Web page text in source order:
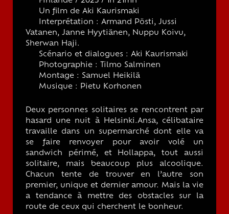
Un film de Aki Kaurismaki
Interprétation : Armand Pösti, Jussi
Vatanen, Janne Hyytiänen, Nuppu Koivu,
Sherwan Haji.
Scénario et dialogues : Aki Kaurismaki
Photographie : Tilmo Salminen
Montage : Samuel Heikilä
Musique : Pietu Korhonen
Deux personnes solitaires se rencontrent par
hasard une nuit à Helsinki.Ansa, célibataire
travaille dans un supermarché dont elle va
se faire renvoyer pour avoir volé un
sandwich périmé, et Hollappa, tout aussi
solitaire, mais beaucoup plus alcoolique.
Chacun tente de trouver en l’autre son
premier, unique et dernier amour. Mais la vie
a tendance à mettre des obstacles sur la
route de ceux qui cherchent le bonheur.